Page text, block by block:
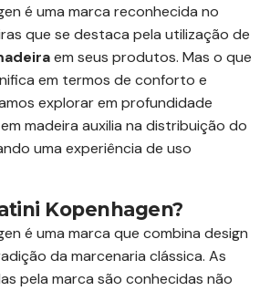
é uma marca reconhecida no
que se destaca pela utilização de
em seus produtos. Mas o que
em termos de conforto e
explorar em profundidade
madeira auxilia na distribuição do
uma experiência de uso
Kopenhagen?
é uma marca que combina design
da marcenaria clássica. As
pela marca são conhecidas não